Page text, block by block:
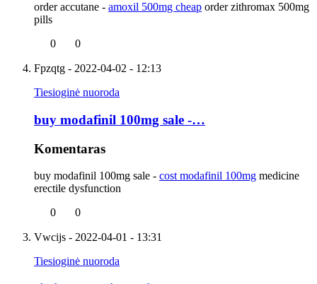
order accutane - amoxil 500mg cheap order zithromax 500mg
pills
0
0
Fpzqtg - 2022-04-02 - 12:13
Tiesioginė nuoroda
buy modafinil 100mg sale -…
Komentaras
buy modafinil 100mg sale - cost modafinil 100mg medicine
erectile dysfunction
0
0
Vwcijs - 2022-04-01 - 13:31
Tiesioginė nuoroda